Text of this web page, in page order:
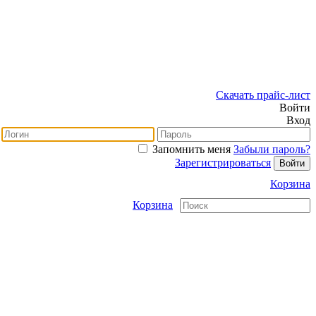
Скачать прайс-лист
Войти
Вход
Запомнить меня Забыли пароль?
Зарегистрироваться
Корзина
Корзина